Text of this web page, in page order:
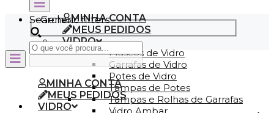
MINHA CONTA
MEUS PEDIDOS
VIDRO
Frascos de Vidro
Garrafas de Vidro
Potes de Vidro
Tampas de Potes
Tampas e Rolhas de Garrafas
Search
Generic filters
MINHA CONTA
MEUS PEDIDOS
VIDRO